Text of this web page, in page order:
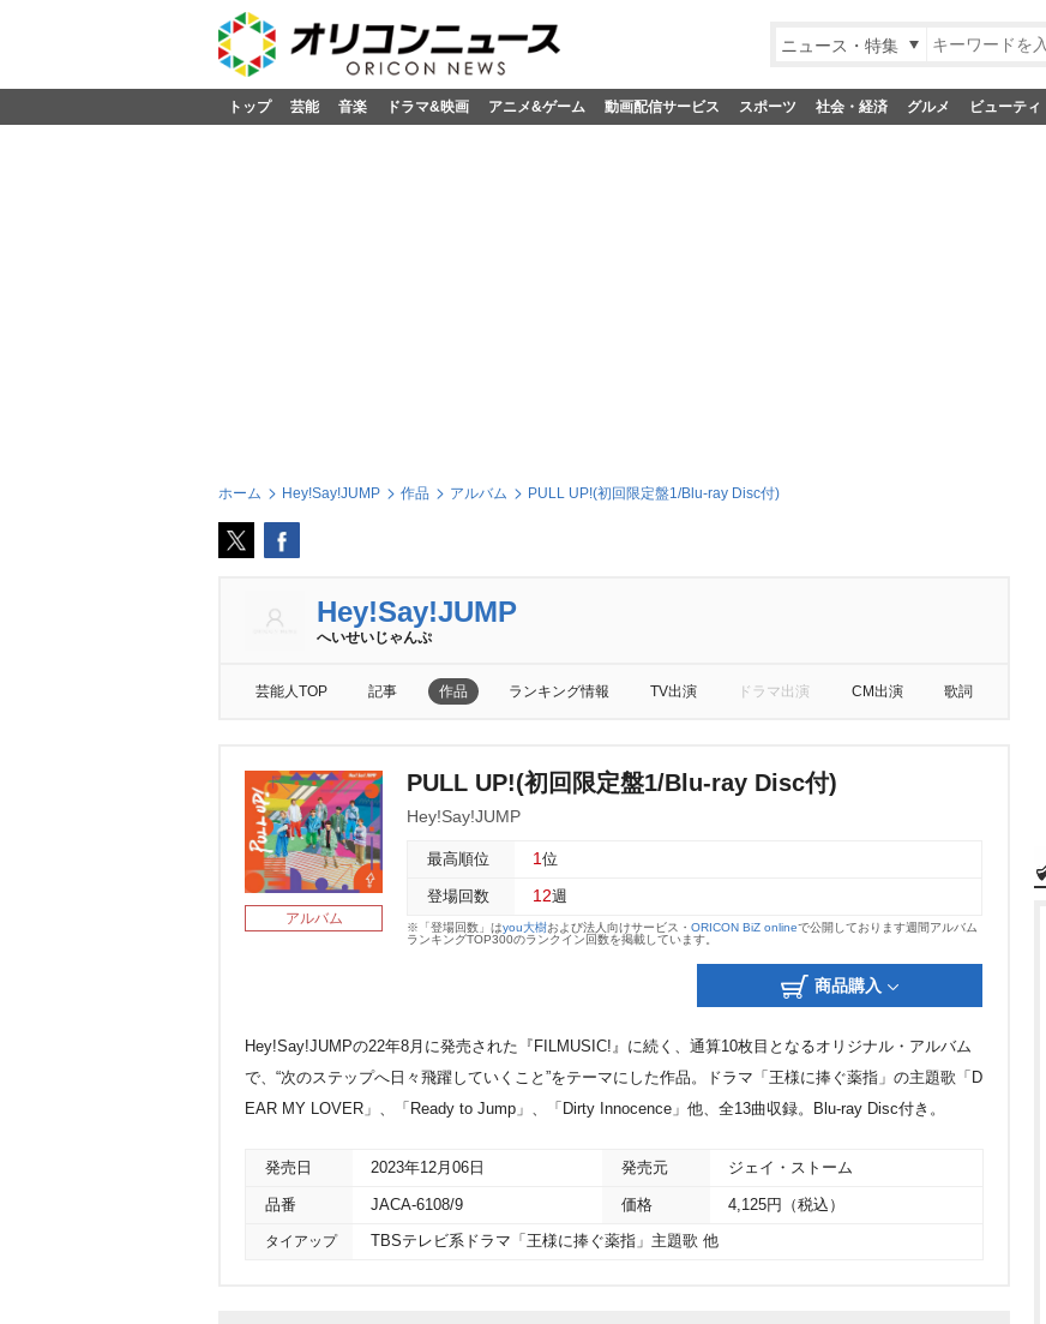
ニュース・特集
トップ 芸能 音楽 ドラマ&映画 アニメ&ゲーム 動画配信サービス スポーツ 社会・経済 グルメ ビューティ
ホーム Hey!Say!JUMP 作品 アルバム PULL UP!(初回限定盤1/Blu-ray Disc付)
Hey!Say!JUMP
へいせいじゃんぷ
芸能人TOP 記事 作品 ランキング情報 TV出演 ドラマ出演 CM出演 歌詞
アルバム
PULL UP!(初回限定盤1/Blu-ray Disc付)
Hey!Say!JUMP
最高順位 1 位
登場回数 12週
※「登場回数」はyou大樹および法人向けサービス・ ORICON BiZ onlineで公開しております週間アルバム
ランキングTOP300のランクイン回数を掲載しています。
商品購入
Hey!Say!JUMPの22年8月に発売された『FILMUSIC!』に続く、通算10枚目となるオリジナル・アルバム
で、“次のステップへ日々飛躍していくこと”をテーマにした作品。ドラマ「王様に捧ぐ薬指」の主題歌「D
EAR MY LOVER」、「Ready to Jump」、「Dirty Innocence」他、全13曲収録。Blu-ray Disc付き。
発売日 2023年12月06日 発売元 ジェイ・ストーム
品番 JACA-6108/9 価格 4,125円（税込）
タイアップ TBSテレビ系ドラマ「王様に捧ぐ薬指」主題歌 他